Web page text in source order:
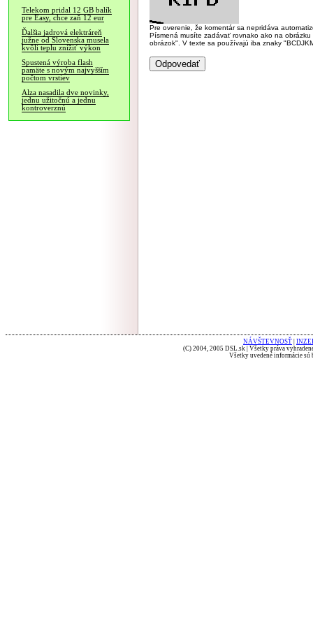
Telekom pridal 12 GB balík
pre Easy, chce zaň 12 eur
Ďalšia jadrová elektráreň
južne od Slovenska musela
kvôli teplu znížiť výkon
Spustená výroba flash
pamäte s novým najvyšším
počtom vrstiev
Alza nasadila dve novinky,
jednu užitočnú a jednu
kontroverznú
Pre overenie, že komentár sa nepridáva
Písmená musíte zadávať rovnako ako na
obrázok". V texte sa používajú iba znaky
NÁVŠTEVNOSŤ
(C) 2004, 2005 DSL.sk | Všetky práva
Všetky uvedené informácie sú